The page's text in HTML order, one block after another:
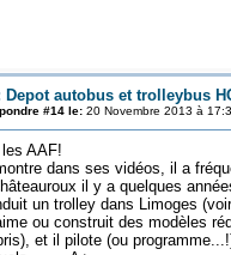
Depot autobus et trolleybus
#14 le:20 Novembre 2013 à
AAF!
dans ses vidéos, il a
il y a quelques
un trolley dans Limoges
ou construit des modèles
et il pilote (ou